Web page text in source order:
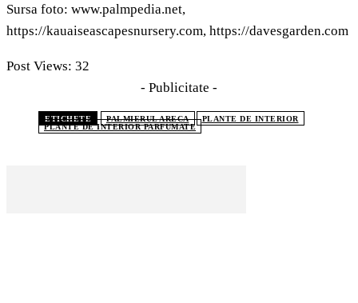
Sursa foto: www.palmpedia.net,
https://kauaiseascapesnursery.com, https://davesgarden.com
Post Views: 32
- Publicitate -
ETICHETE PALMIERUL ARECA
PLANTE DE INTERIOR
PLANTE DE INTERIOR PARFUMATE